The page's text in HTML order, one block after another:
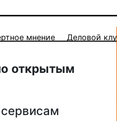
мнение Деловой клуб
открытым